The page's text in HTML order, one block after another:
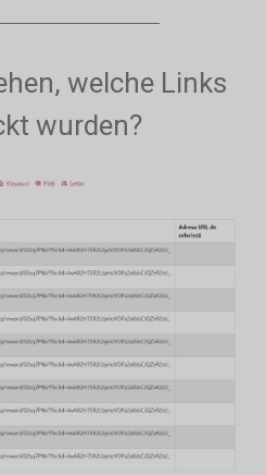
welche Links
wurden?